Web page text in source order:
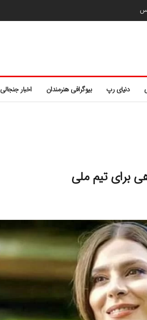
دنیای رپ بیوگرافی هنرمندان اخبار جنجالی
برای تیم ملی